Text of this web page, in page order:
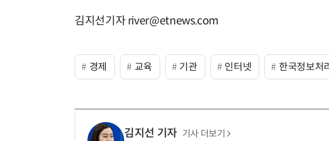
김지선기자 river@etnews.com
경제 교육 기관 인터넷 한국정보처
김지선 기자 기사 더보기